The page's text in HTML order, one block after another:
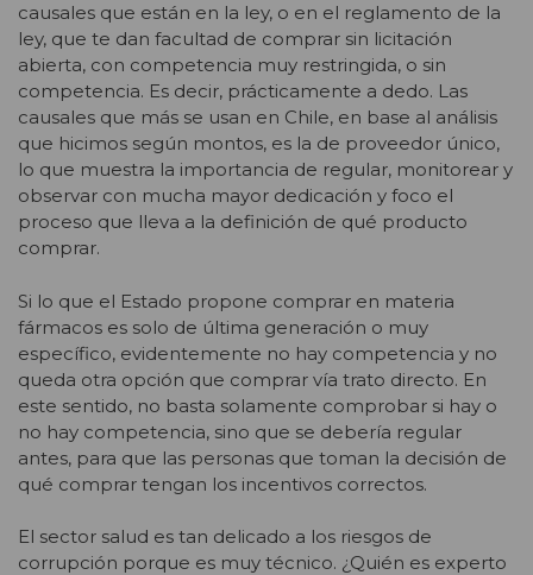
causales que están en la ley, o en el reglamento de la
ley, que te dan facultad de comprar sin licitación
abierta, con competencia muy restringida, o sin
competencia. Es decir, prácticamente a dedo. Las
causales que más se usan en Chile, en base al análisis
que hicimos según montos, es la de proveedor único,
lo que muestra la importancia de regular, monitorear y
observar con mucha mayor dedicación y foco el
proceso que lleva a la definición de qué producto
comprar.
Si lo que el Estado propone comprar en materia
fármacos es solo de última generación o muy
específico, evidentemente no hay competencia y no
queda otra opción que comprar vía trato directo. En
este sentido, no basta solamente comprobar si hay o
no hay competencia, sino que se debería regular
antes, para que las personas que toman la decisión de
qué comprar tengan los incentivos correctos.
El sector salud es tan delicado a los riesgos de
corrupción porque es muy técnico. ¿Quién es experto